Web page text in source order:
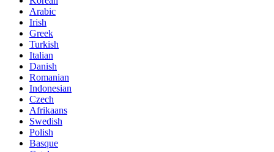
Arabic
Irish
Greek
Turkish
Italian
Danish
Romanian
Indonesian
Czech
Afrikaans
Swedish
Polish
Basque